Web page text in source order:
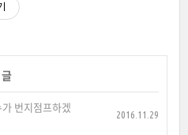
번지점프하겠
2016.11.29